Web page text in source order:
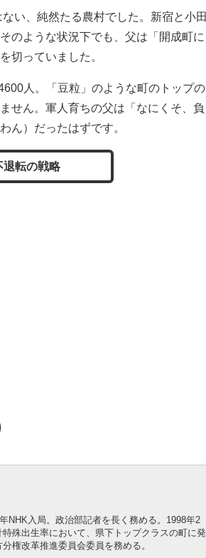
い、純然たる農村でした。新宿と小田
のような状況下でも、父は「開成町に
切っていました。
人。「豆粒」のような町のトップの
せん。軍人育ちの父は「なにくそ、負
ん）だったはずです。
退転の戦略
NHK入局。政治部記者を長く務める。1998年2
殊出生率において、県下トップクラスの町に発
権改革推進委員会委員を務める。